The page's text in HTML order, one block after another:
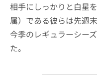
相手にしっかりと白星
属）である彼らは先週
今季のレギュラーシー
た。